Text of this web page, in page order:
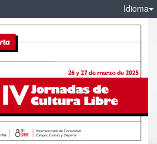
Idioma